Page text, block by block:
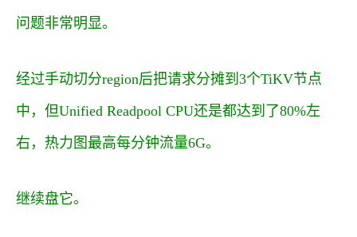
问题非常明显。
经过手动切分region后把请求分摊到3个TiKV节点
中，但Unified Readpool CPU还是都达到了80%左
右，热力图最高每分钟流量6G。
继续盘它。